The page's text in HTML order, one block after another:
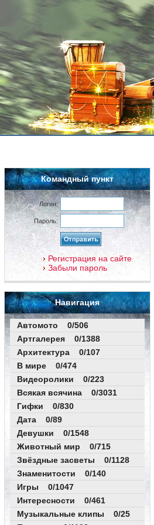
Командный пункт
Логин:
Пароль:
Регистрация на сайте
Забыли пароль
Навигация
Автомото 0/506
Артгалерея 0/1388
Архитектура 0/107
В мире 0/474
Видеоролики 0/223
Всякая всячина 0/3031
Гифки 0/830
Дата 0/89
Девушки 0/1548
Животный мир 0/715
Звёздные засветы 0/1128
Знаменитости 0/140
Игры 0/1047
Интересности 0/461
Музыкальные клипы 0/25